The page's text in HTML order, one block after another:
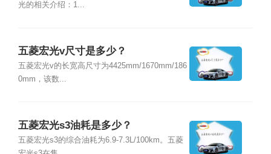
光的相关介绍：1...
五菱宏光v尺寸是多少？
五菱宏光v的长宽高尺寸为4425mm/1670mm/186
0mm，该数...
五菱宏光s3油耗是多少？
五菱宏光s3的综合油耗为6.9-7.3L/100km。五菱